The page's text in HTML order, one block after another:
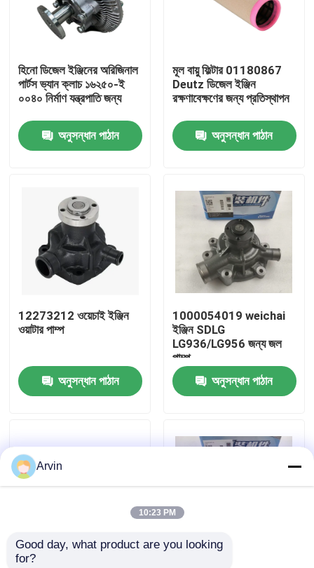
আমাদের সম্পর্কে
মান নিয়ন্ত্রণ
আমাদের সাথে যোগাযোগ করুন
উদ্ধৃতির জন্য আবেদন
কামিন্স খুচরা যন্ত্রাংশ
হিনো ডিজেল ইঞ্জিনের অরিজিনাল
পার্টস ভ্যান ক্লাচ ১৬২৫০-ই
০০৪০ নির্মাণ যন্ত্রপাতি জন্য
অনুসন্ধান পাঠান
মূল বায়ু ফিল্টার 01180867
Deutz ডিজেল ইঞ্জিন
রক্ষণাবেক্ষণের জন্য প্রতিস্থাপন
অনুসন্ধান পাঠান
12273212 ওয়েচাই ইঞ্জিন
ওয়াটার পাম্প
অনুসন্ধান পাঠান
1000054019 weichai
ইঞ্জিন SDLG
LG936/LG956 জন্য জল
পাম্প
অনুসন্ধান পাঠান
মূল মানের নির্মাণ যন্ত্রাংশ
Arvin
10:23 PM
Good day, what product are you looking
for?